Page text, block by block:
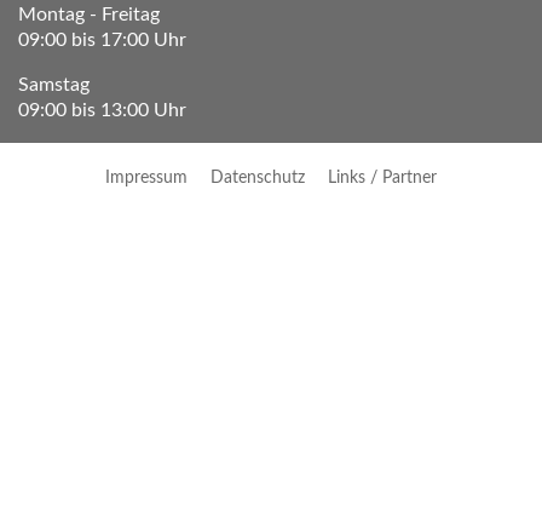
Montag - Freitag
09:00 bis 17:00 Uhr
Samstag
09:00 bis 13:00 Uhr
Impressum Datenschutz Links / Partner